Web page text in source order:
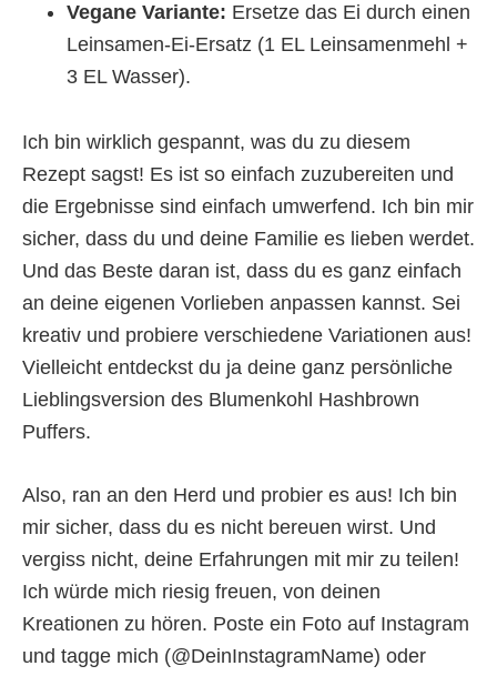
Vegane Variante: Ersetze das Ei durch einen
Leinsamen-Ei-Ersatz (1 EL Leinsamenmehl +
3 EL Wasser).
Ich bin wirklich gespannt, was du zu diesem
Rezept sagst! Es ist so einfach zuzubereiten und
die Ergebnisse sind einfach umwerfend. Ich bin mir
sicher, dass du und deine Familie es lieben werdet.
Und das Beste daran ist, dass du es ganz einfach
an deine eigenen Vorlieben anpassen kannst. Sei
kreativ und probiere verschiedene Variationen aus!
Vielleicht entdeckst du ja deine ganz persönliche
Lieblingsversion des Blumenkohl Hashbrown
Puffers.
Also, ran an den Herd und probier es aus! Ich bin
mir sicher, dass du es nicht bereuen wirst. Und
vergiss nicht, deine Erfahrungen mit mir zu teilen!
Ich würde mich riesig freuen, von deinen
Kreationen zu hören. Poste ein Foto auf Instagram
und tagge mich (@DeinInstagramName) oder